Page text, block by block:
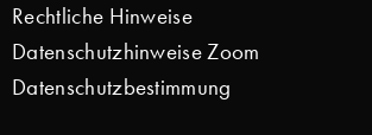
Rechtliche Hinweise
Datenschutzhinweise Zoom
Datenschutzbestimmung